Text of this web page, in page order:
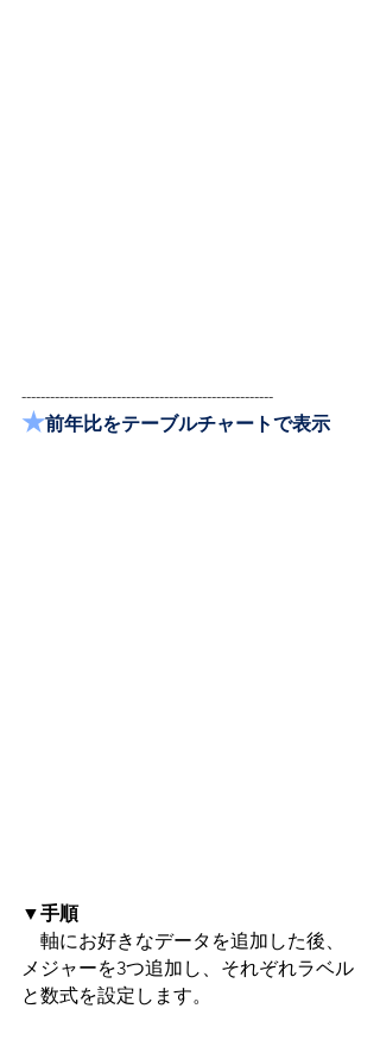
-----------------------------------------------------
★前年比をテーブルチャートで表示
▼手順
軸にお好きなデータを追加した後、
メジャーを3つ追加し、それぞれラベル
と数式を設定します。